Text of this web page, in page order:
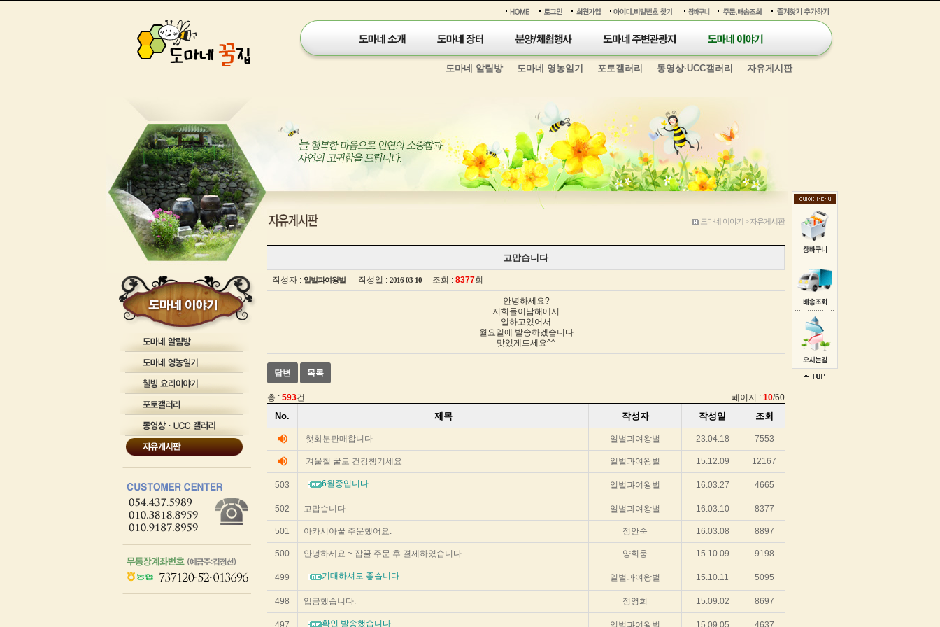
도마네 알림방 도마네 영농일기 포토갤러리 동영상·UCC갤러리 자유게시판
도마네 이야기 > 자유게시판
글
보
게
시
글
을
보
기
위
테
블
입
니
다.
고맙습니다
작성자 : 일벌과여왕벌 작성일 : 2016-03-10 조회 : 8377회
안녕하세요?
저희들이남해에서
일하고있어서
월요일에 발송하겠습니다
맛있게드세요^^
답변 목록
총 : 593건 페이지 : 10/60
게
리
번
목
성
No. 제목 작성자 작성일 조회
volume_up 햇화분판매합니다 일벌과여왕벌 23.04.18 7553
volume_up 겨울철 꿀로 건강챙기세요 일벌과여왕벌 15.12.09 12167
503 6월중입니다 일벌과여왕벌 16.03.27 4665
502 고맙습니다 일벌과여왕벌 16.03.10 8377
501 아카시아꿀 주문했어요. 정안숙 16.03.08 8897
500 안녕하세요 ~ 잡꿀 주문 후 결제하였습니다. 양희웅 15.10.09 9198
499 기대하셔도 좋습니다 일벌과여왕벌 15.10.11 5095
498 입금했습니다. 정영희 15.09.02 8697
확인 발송했습니다